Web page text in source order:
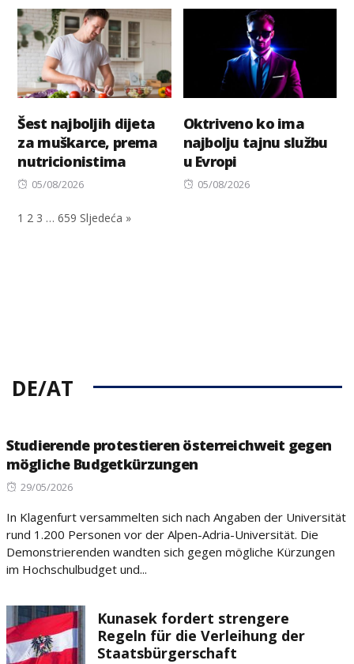
Šest najboljih dijeta
za muškarce, prema
nutricionistima
Posted
05/08/2026
Oktriveno ko ima
najbolju tajnu službu
u Evropi
Posted
05/08/2026
1 2 3 … 659 Sljedeća »
DE/AT
Studierende protestieren österreichweit gegen
mögliche Budgetkürzungen
Posted
29/05/2026
In Klagenfurt versammelten sich nach Angaben der Universität
rund 1.200 Personen vor der Alpen-Adria-Universität. Die
Demonstrierenden wandten sich gegen mögliche Kürzungen
im Hochschulbudget und...
Kunasek fordert strengere
Regeln für die Verleihung der
Staatsbürgerschaft